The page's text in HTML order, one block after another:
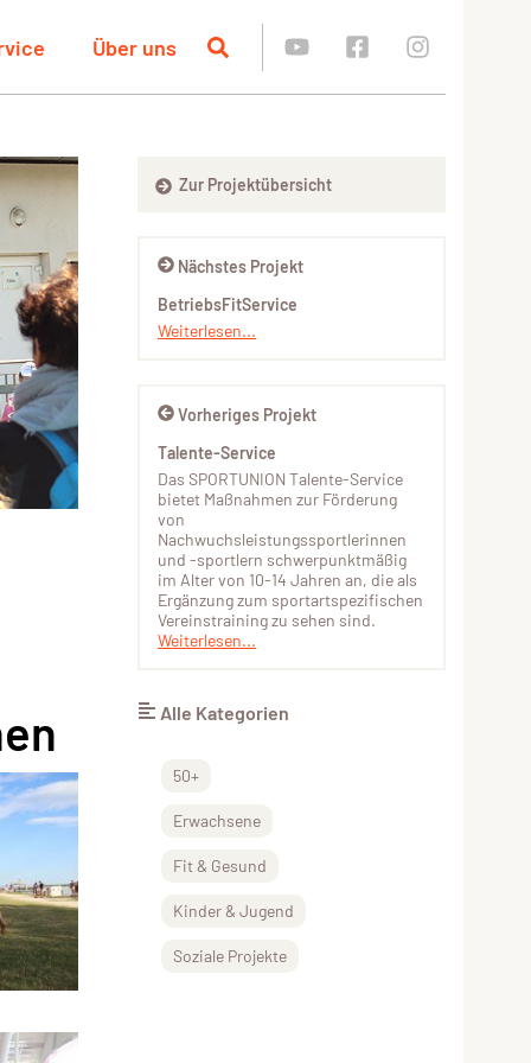
Über uns
Zur Projektübersicht
Nächstes Projekt
BetriebsFitService
Weiterlesen...
Vorheriges Projekt
Talente-Service
Das SPORTUNION Talente-Service
bietet Maßnahmen zur Förderung
von
Nachwuchsleistungssportlerinnen
und -sportlern schwerpunktmäßig
im Alter von 10-14 Jahren an, die als
Ergänzung zum sportartspezifischen
Vereinstraining zu sehen sind.
Weiterlesen...
Alle Kategorien
50+
Erwachsene
Fit & Gesund
Kinder & Jugend
Soziale Projekte